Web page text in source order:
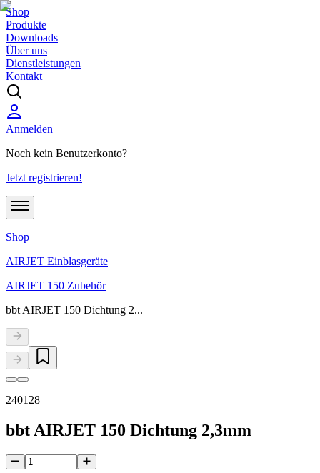
Shop
Produkte
Downloads
Über uns
Dienstleistungen
Kontakt
Anmelden
Noch kein Benutzerkonto?
Jetzt registrieren!
Shop
AIRJET Einblasgeräte
AIRJET 150 Zubehör
bbt AIRJET 150 Dichtung 2...
240128
bbt AIRJET 150 Dichtung 2,3mm